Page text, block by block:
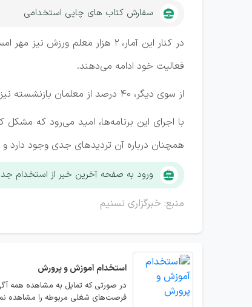
سفارش کتاب های چاپی استخدامی
فعالیت خود ادامه می‌دهند.
از سوی دیگر، 40 درصد از معلمان بازنشسته نیز به همکاری با آموزش و پرورش ادامه می‌دهند.
با اجرای این برنامه‌ها، امید می‌رود که
همچنان درباره آن تردیدهای جدی وجود دارد
ورود به صفحه آخرین خبر از استخدام
منبع: خبرگزاری تسنیم
استخدامآموزش و پرورش
در صورتی که تمایل به مشاهده همه
فرصت‌های شغلی مربوطه را مشاهده